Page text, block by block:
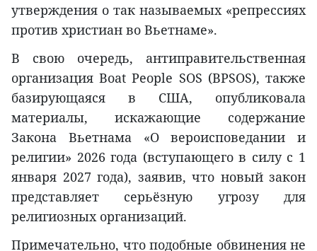
утверждения о так называемых «репрессиях
против христиан во Вьетнаме».
В свою очередь, антиправительственная
организация Boat People SOS (BPSOS), также
базирующаяся в США, опубликовала
материалы, искажающие содержание
Закона Вьетнама «О вероисповедании и
религии» 2026 года (вступающего в силу с 1
января 2027 года), заявив, что новый закон
представляет серьёзную угрозу для
религиозных организаций.
Примечательно, что подобные обвинения не